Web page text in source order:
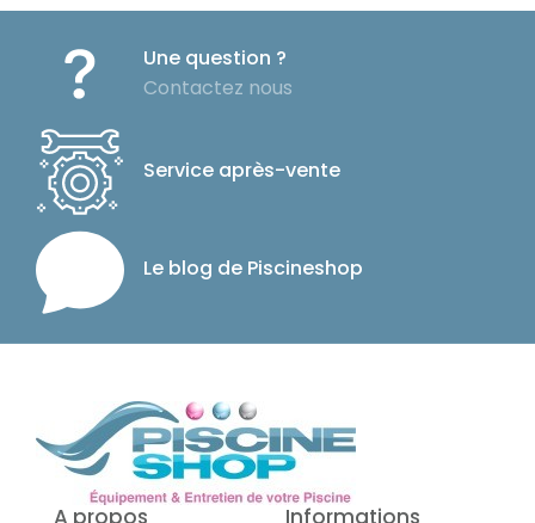
Une question ?
Contactez nous
Service après-vente
Le blog de Piscineshop
A propos Informations